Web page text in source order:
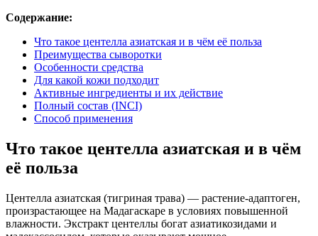
Содержание:
Что такое центелла азиатская и в чём её польза
Преимущества сыворотки
Особенности средства
Для какой кожи подходит
Активные ингредиенты и их действие
Полный состав (INCI)
Способ применения
Что такое центелла азиатская и в чём
её польза
Центелла азиатская (тигриная трава) — растение-адаптоген,
произрастающее на Мадагаскаре в условиях повышенной
влажности. Экстракт центеллы богат азиатикозидами и